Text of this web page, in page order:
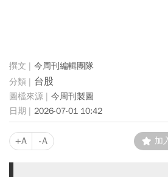
今周刊編輯團隊
台股
今周刊製圖
2026-07-01 10:42
+A -A 加